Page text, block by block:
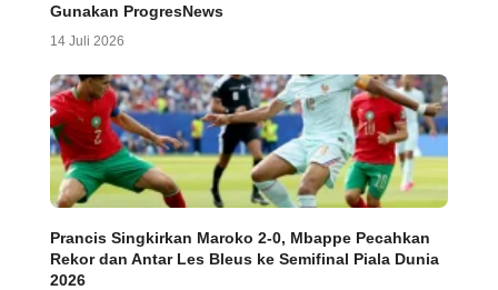
Gunakan ProgresNews
14 Juli 2026
Prancis Singkirkan Maroko 2-0, Mbappe Pecahkan
Rekor dan Antar Les Bleus ke Semifinal Piala Dunia
2026